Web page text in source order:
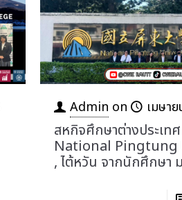
Admin on เมษา
สหกิจศึกษาต่างประเท
National
, ไต้หวัน จากนักศึกษา